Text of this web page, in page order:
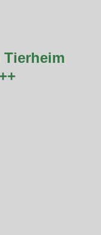
Tierheim